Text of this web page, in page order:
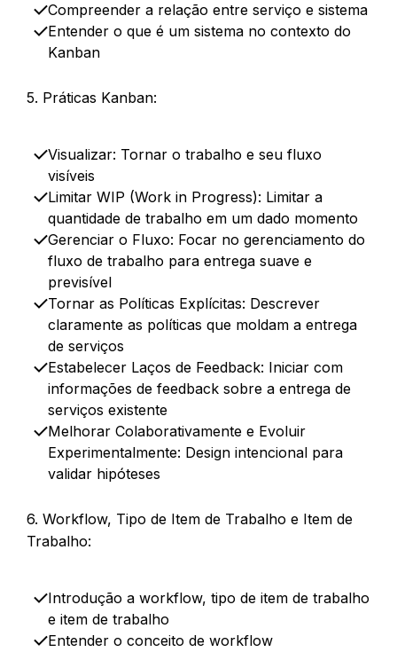
Compreender a relação entre serviço e sistema
Entender o que é um sistema no contexto do
Kanban
5. Práticas Kanban:
Visualizar: Tornar o trabalho e seu fluxo
visíveis​
Limitar WIP (Work in Progress): Limitar a
quantidade de trabalho em um dado momento​
Gerenciar o Fluxo: Focar no gerenciamento do
fluxo de trabalho para entrega suave e
previsível​
Tornar as Políticas Explícitas: Descrever
claramente as políticas que moldam a entrega
de serviços​
Estabelecer Laços de Feedback: Iniciar com
informações de feedback sobre a entrega de
serviços existente​
Melhorar Colaborativamente e Evoluir
Experimentalmente: Design intencional para
validar hipóteses
6. Workflow, Tipo de Item de Trabalho e Item de
Trabalho:
Introdução a workflow, tipo de item de trabalho
e item de trabalho
Entender o conceito de workflow